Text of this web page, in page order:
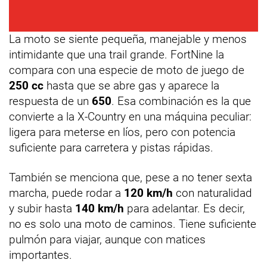
La moto se siente pequeña, manejable y menos
intimidante que una trail grande. FortNine la
compara con una especie de moto de juego de
250 cc hasta que se abre gas y aparece la
respuesta de un 650. Esa combinación es la que
convierte a la X-Country en una máquina peculiar:
ligera para meterse en líos, pero con potencia
suficiente para carretera y pistas rápidas.
También se menciona que, pese a no tener sexta
marcha, puede rodar a 120 km/h con naturalidad
y subir hasta 140 km/h para adelantar. Es decir,
no es solo una moto de caminos. Tiene suficiente
pulmón para viajar, aunque con matices
importantes.